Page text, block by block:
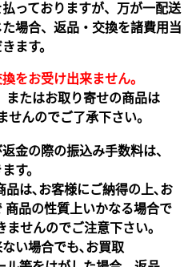
っておりますが、万が一配送
場合、返品・交換を諸費用当
ます。
をお受け出来ません｡
またはお取り寄せの商品は
せんのでご了承下さい。
金の際の振込み手数料は、
す。
は､お客様にご納得の上､お
商品の性質上いかなる場合で
ませんのでご注意下さい｡
い場合でも､お買取